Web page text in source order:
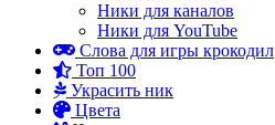
Ники для каналов
Ники для YouTube
Слова для игры крокодил
Топ 100
Украсить ник
Цвета